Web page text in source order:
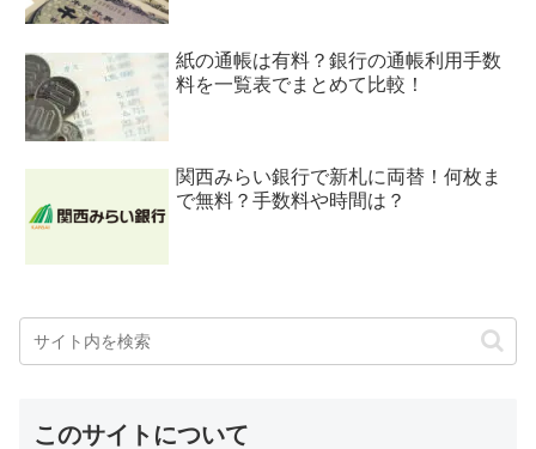
紙の通帳は有料？銀行の通帳利用手数
料を一覧表でまとめて比較！
関西みらい銀行で新札に両替！何枚ま
で無料？手数料や時間は？
このサイトについて